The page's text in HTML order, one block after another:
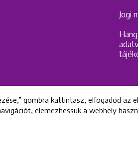
Jogi
All rights reserved © 2022 Uniklinik
gombra kattintasz, elfogadod az
elemezhessük a webhely